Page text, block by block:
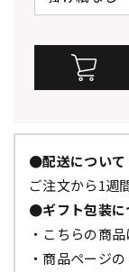
●配送について
ご注文から1週
●ギフト包装に
・こちらの商
・商品ページ